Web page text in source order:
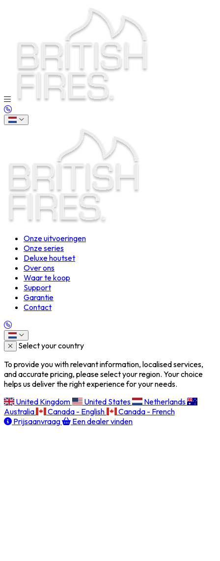
Onze uitvoeringen
Onze series
Deluxe houtset
Over ons
Waar te koop
Support
Garantie
Contact
Select your country
To provide you with relevant information, localised services,
and accurate pricing, please select your region. Your choice
helps us deliver the right experience for your needs.
United Kingdom
United States
Netherlands
Australia
Canada - English
Canada - French
Prijsaanvraag
Een dealer vinden